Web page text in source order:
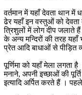
वर्तमान में यहाँ देवता थान
ढेर यहाँ इन वस्तुओं को
त्रिशुलों में लोग दीप जलाते
के अन्य मन्दिरों की तरह यहाँ
प्रेत आदि बाधाओं से पीड़ित
पूर्णिमा को यहाँ मेला लगता
मनाने, अपनी इच्छाओं की
इत्यादि अर्पित करते हैं ।